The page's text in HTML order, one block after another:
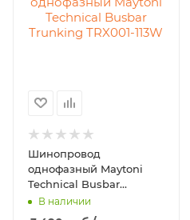
Шинопровод
однофазный Maytoni
Technical Busbar
Trunking TRX001-113W
В наличии